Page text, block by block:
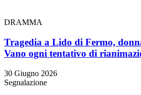
DRAMMA
Tragedia a Lido di Fermo,
Vano ogni tentativo di
30 Giugno 2026
Segnalazione